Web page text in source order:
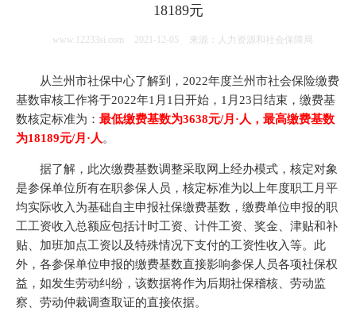
18189元
www.12233si.com 2021-12-05 来源：人力资源和社会保障局
从兰州市社保中心了解到，2022年度兰州市社会保险缴费
基数审核工作将于2022年1月1日开始，1月23日结束，缴费基
数核定标准为： 最低缴费基数为3638元/月·人，最高缴费基数
为18189元/月·人 。
据了解，此次缴费基数调整采取网上经办模式，核定对象
是参保单位所有在职参保人员，核定标准为以上年度职工月平
均实际收入为基础自主申报社保缴费基数，缴费单位申报的职
工工资收入总额应包括计时工资、计件工资、奖金、津贴和补
贴、加班加点工资以及特殊情况下支付的工资性收入等。此
外，各参保单位申报的缴费基数直接影响参保人员各项社保权
益，如发生劳动纠纷，该数据将作为后期社保稽核、劳动监
察、劳动仲裁调查取证的直接依据。